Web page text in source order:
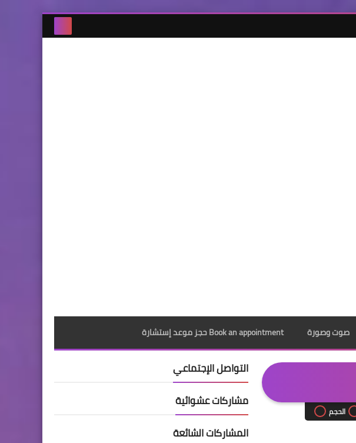
صوت وصورة Book an appointment حجز موعد إستشارة
الحجم
التواصل الإجتماعي
مشاركات عشوائية
المشاركات الشائعة